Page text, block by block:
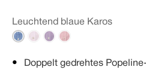
Leuchtend blaue Karos
Doppelt gedrehtes